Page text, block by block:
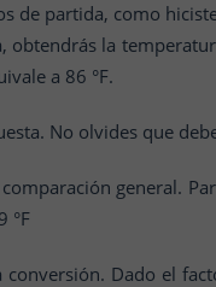
de partida, como
obtendrás la
a 86 °F.
No olvides que
comparación general.
°F
conversión. Dado el